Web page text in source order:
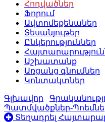
Հոդվածներ
Ֆորում
Ավտոմեքենաներ
Տեսանյութեր
Ընկերություններ
Աշխատանք
Առցանց գնումներ
Կոնտակտներ
Գլխավոր
Պատմվածքներ-
Տեղադրել